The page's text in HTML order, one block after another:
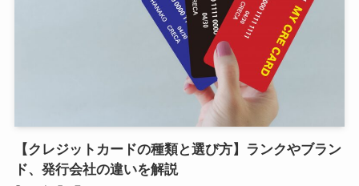
【クレジットカードの種類と選び方】ランクやブラン
ド、発行会社の違いを解説